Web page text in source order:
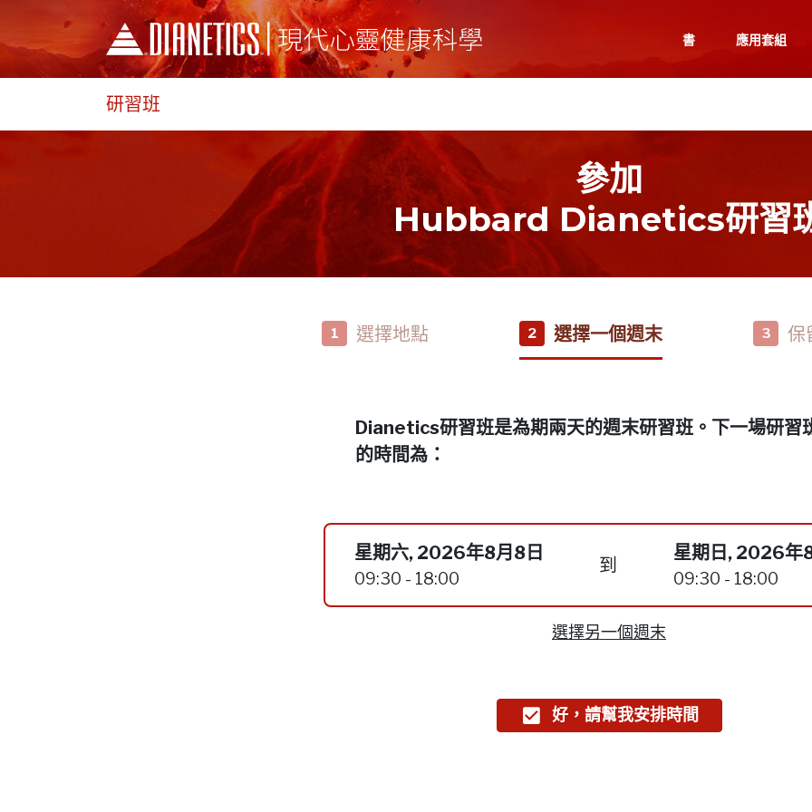
書 應用套組
研習班
參加
Hubbard Dianetics研習
1 選擇地點 2 選擇一個週末 3 保
Dianetics研習班是為期兩天的週末研習班。下一場研習
的時間為：
星期六, 2026年8月8日
09:30 - 18:00
到
星期日, 2026年
09:30 - 18:00
選擇另一個週末
好，請幫我安排時間